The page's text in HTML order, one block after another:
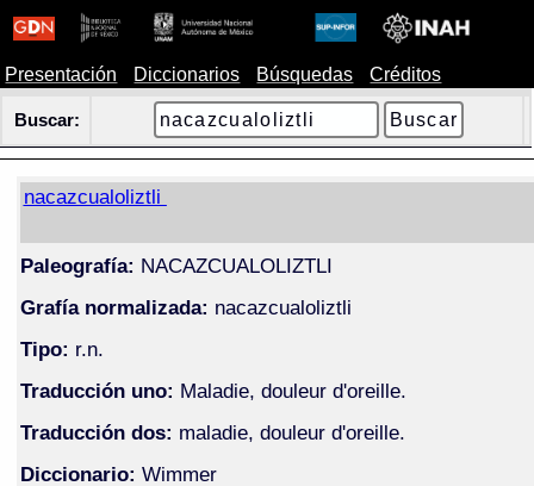
Presentación Diccionarios Búsquedas Créditos
Buscar:
nacazcualoliztli
Paleografía: NACAZCUALOLIZTLI
Grafía normalizada: nacazcualoliztli
Tipo: r.n.
Traducción uno: Maladie, douleur d'oreille.
Traducción dos: maladie, douleur d'oreille.
Diccionario: Wimmer